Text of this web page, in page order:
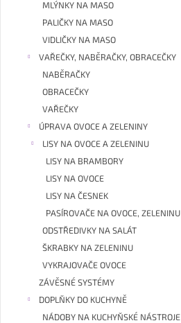
MLÝNKY NA MASO
PALIČKY NA MASO
VIDLIČKY NA MASO
VAŘEČKY, NABĚRAČKY, OBRACEČKY
NABĚRAČKY
OBRACEČKY
VAŘEČKY
ÚPRAVA OVOCE A ZELENINY
LISY NA OVOCE A ZELENINU
LISY NA BRAMBORY
LISY NA OVOCE
LISY NA ČESNEK
PASÍROVAČE NA OVOCE, ZELENINU
ODSTŘEDIVKY NA SALÁT
ŠKRABKY NA ZELENINU
VYKRAJOVAČE OVOCE
ZÁVĚSNÉ SYSTÉMY
DOPLŇKY DO KUCHYNĚ
NÁDOBY NA KUCHYŇSKÉ NÁSTROJE